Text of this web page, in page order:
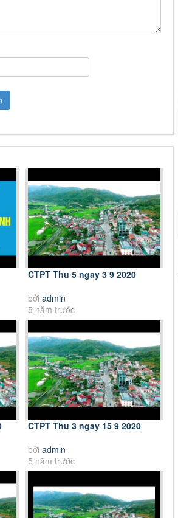
CTPT Thu 5 ngay 3 9 2020
bởi admin
5 năm trước
CTPT Thu 3 ngay 15 9 2020
bởi admin
5 năm trước